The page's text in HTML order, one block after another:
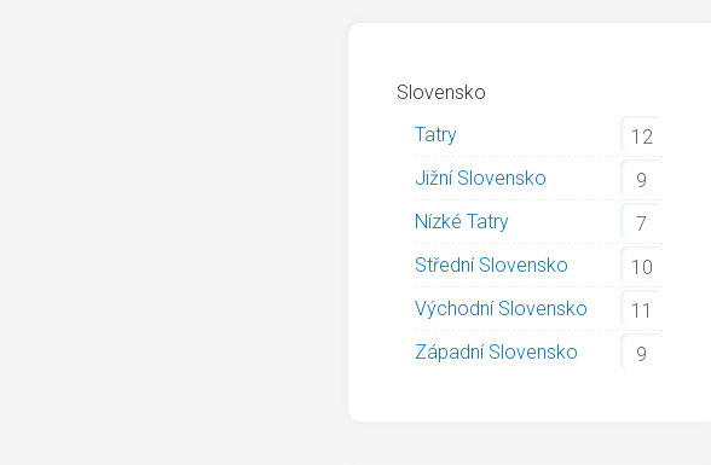
Slovensko
Tatry
12
Jižní Slovensko
9
Nízké Tatry
7
Střední Slovensko
10
Východní Slovensko
11
Západní Slovensko
9